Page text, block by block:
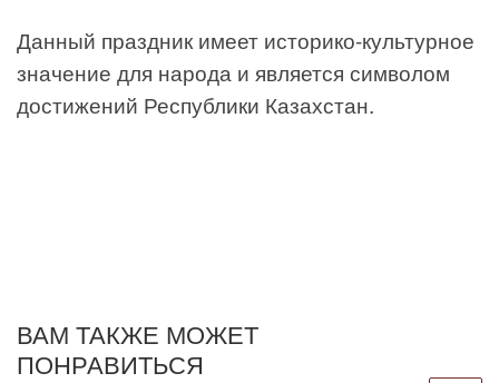
Данный праздник имеет историко-культурное
значение для народа и является символом
достижений Республики Казахстан.
ВАМ ТАКЖЕ МОЖЕТ
ПОНРАВИТЬСЯ